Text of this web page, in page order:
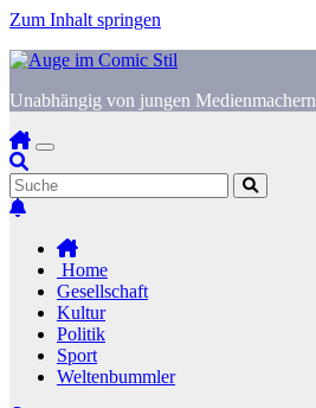
Zum Inhalt springen
Unabhängig von jungen Medienmachern
Home
Gesellschaft
Kultur
Politik
Sport
Weltenbummler